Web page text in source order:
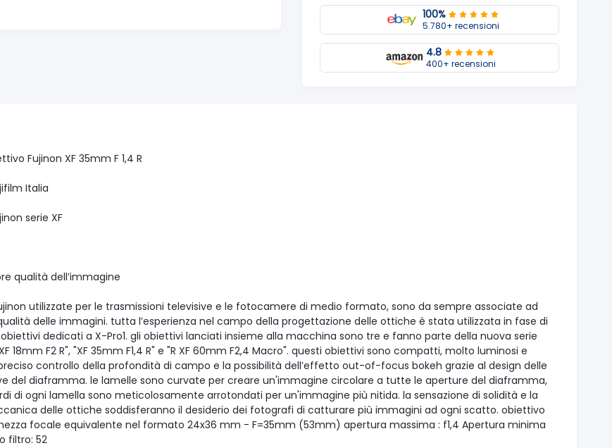
100%
5.780+ recensioni
4.8
400+ recensioni
Fujinon XF 35mm F 1,4 R
Italia
serie XF
qualità dell’immagine
utilizzate per le trasmissioni televisive e le fotocamere di medio formato, sono da sempre associate ad
delle immagini. tutta l’esperienza nel campo della progettazione delle ottiche è stata utilizzata in fase di
dedicati a X-Pro1. gli obiettivi lanciati insieme alla macchina sono tre e fanno parte della nuova serie
18mm F2 R", "XF 35mm F1,4 R" e "R XF 60mm F2,4 Macro". questi obiettivi sono compatti, molto luminosi e
controllo della profondità di campo e la possibilità dell’effetto out-of-focus bokeh grazie al design delle
del diaframma. le lamelle sono curvate per creare un'immagine circolare a tutte le aperture del diaframma,
di ogni lamella sono meticolosamente arrotondati per un'immagine più nitida. la sensazione di solidità e la
delle ottiche soddisferanno il desiderio dei fotografi di catturare più immagini ad ogni scatto. obiettivo
focale equivalente nel formato 24x36 mm - F=35mm (53mm) apertura massima : f1,4 Apertura minima
filtro: 52